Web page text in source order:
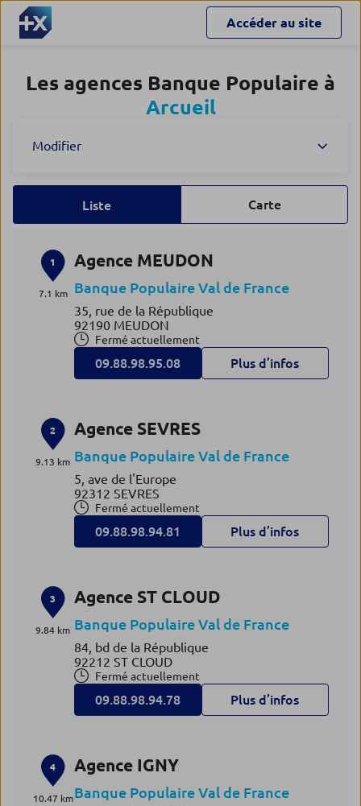
Accéder au site
Les agences Banque Populaire à
Arcueil
Modifier
Liste Carte
1
7.1 km
Agence MEUDON
Banque Populaire Val de France
35, rue de la République
92190 MEUDON
Fermé actuellement
09.88.98.95.08 Plus d’infos
2
9.13 km
Agence SEVRES
Banque Populaire Val de France
5, ave de l'Europe
92312 SEVRES
Fermé actuellement
09.88.98.94.81 Plus d’infos
3
9.84 km
Agence ST CLOUD
Banque Populaire Val de France
84, bd de la République
92212 ST CLOUD
Fermé actuellement
09.88.98.94.78 Plus d’infos
4
10.47 km
Agence IGNY
Banque Populaire Val de France